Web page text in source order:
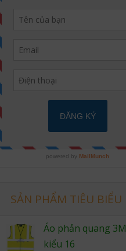
SẢN PHẨM TIÊU BIỂU
Áo phản quang 3M
kiểu 16